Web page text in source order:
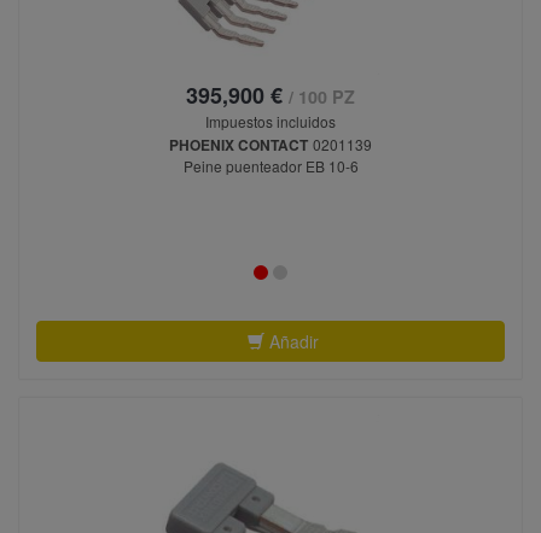
395,900 € / 100 PZ
Impuestos incluidos
PHOENIX CONTACT 0201139
Peine puenteador EB 10-6
Añadir